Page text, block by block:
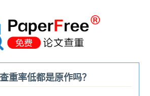
重率低都是原作吗？